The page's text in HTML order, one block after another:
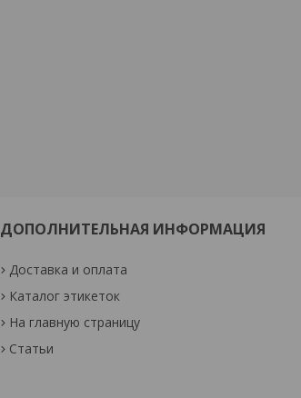
ДОПОЛНИТЕЛЬНАЯ ИНФОРМАЦИЯ
Доставка и оплата
Каталог этикеток
На главную страницу
Статьи